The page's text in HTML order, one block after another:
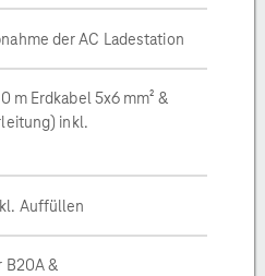
der AC Ladestation
m Erdkabel 5x6 mm² &
inkl.
Auffüllen
B20A &